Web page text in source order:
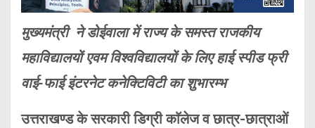
मुख्यमंत्री ने डोईवाला में राज्य के समस्त राजकीय
महाविद्यालयों एवम विश्वविद्यालयों के लिए हाई स्पीड फ्री
वाई-फाई इंटरनेट कनेक्टिविटी का शुभारम्भ
उत्तराखण्ड के सरकारी डिग्री काॅलेज व छात्र-छात्राओं